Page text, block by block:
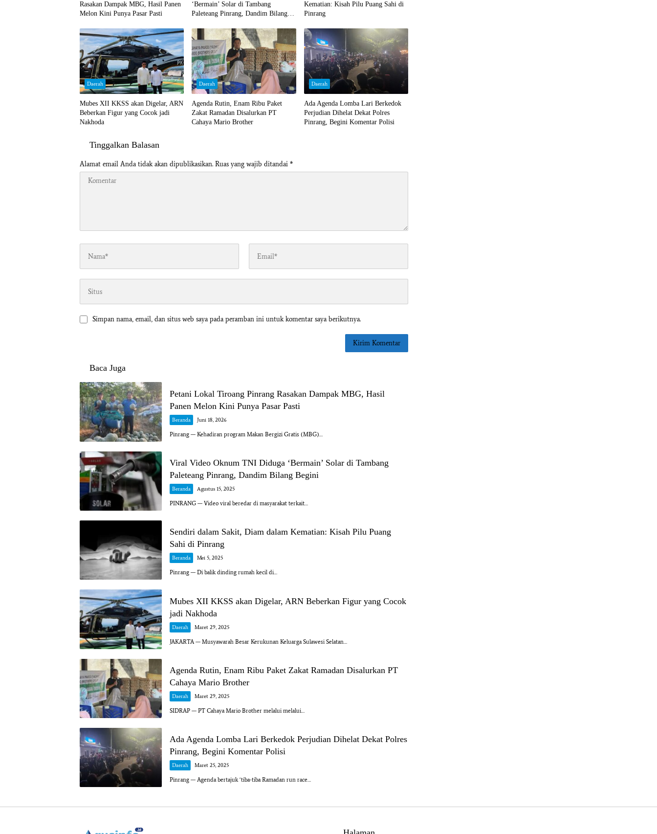
Rasakan Dampak MBG, Hasil Panen
Melon Kini Punya Pasar Pasti
‘Bermain’ Solar di Tambang
Paleteang Pinrang, Dandim Bilang
Kematian: Kisah Pilu Puang Sahi di
Pinrang
Daerah
Mubes XII KKSS akan Digelar, ARN
Beberkan Figur yang Cocok jadi
Nakhoda
Daerah
Agenda Rutin, Enam Ribu Paket
Zakat Ramadan Disalurkan PT
Cahaya Mario Brother
Daerah
Ada Agenda Lomba Lari Berkedok
Perjudian Dihelat Dekat Polres
Pinrang, Begini Komentar Polisi
Tinggalkan Balasan
Alamat email Anda tidak akan dipublikasikan. Ruas yang wajib ditandai *
Simpan nama, email, dan situs web saya pada peramban ini untuk komentar saya berikutnya.
Baca Juga
Petani Lokal Tiroang Pinrang Rasakan Dampak MBG, Hasil
Panen Melon Kini Punya Pasar Pasti
Beranda Juni 18, 2026
Pinrang — Kehadiran program Makan Bergizi Gratis (MBG)…
Viral Video Oknum TNI Diduga ‘Bermain’ Solar di Tambang
Paleteang Pinrang, Dandim Bilang Begini
Beranda Agustus 15, 2025
PINRANG — Video viral beredar di masyarakat terkait…
Sendiri dalam Sakit, Diam dalam Kematian: Kisah Pilu Puang
Sahi di Pinrang
Beranda Mei 5, 2025
Pinrang — Di balik dinding rumah kecil di…
Mubes XII KKSS akan Digelar, ARN Beberkan Figur yang Cocok
jadi Nakhoda
Daerah Maret 29, 2025
JAKARTA — Musyawarah Besar Kerukunan Keluarga Sulawesi Selatan…
Agenda Rutin, Enam Ribu Paket Zakat Ramadan Disalurkan PT
Cahaya Mario Brother
Daerah Maret 29, 2025
SIDRAP — PT Cahaya Mario Brother melalui melalui…
Ada Agenda Lomba Lari Berkedok Perjudian Dihelat Dekat Polres
Pinrang, Begini Komentar Polisi
Daerah Maret 25, 2025
Pinrang — Agenda bertajuk ‘tiba-tiba Ramadan run race…